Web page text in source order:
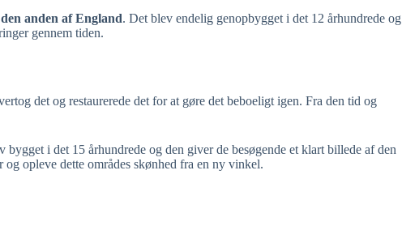
anden af England. Det blev endelig genopbygget i det 12 århundrede og
gennem tiden.
det og restaurerede det for at gøre det beboeligt igen. Fra den tid og
bygget i det 15 århundrede og den giver de besøgende et klart billede af den
opleve dette områdes skønhed fra en ny vinkel.